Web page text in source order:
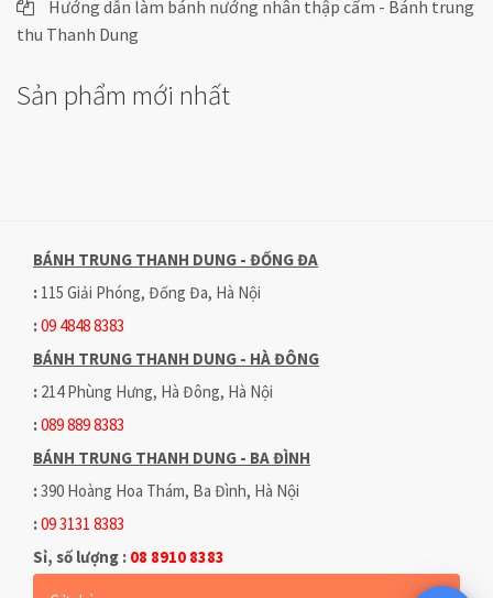
Hướng dẫn làm bánh nướng nhân thập cẩm - Bánh trung
thu Thanh Dung
Sản phẩm mới nhất
BÁNH TRUNG THANH DUNG - ĐỐNG ĐA
: 115 Giải Phóng, Đống Đa, Hà Nội
:09 4848 8383
BÁNH TRUNG THANH DUNG - HÀ ĐÔNG
: 214 Phùng Hưng, Hà Đông, Hà Nội
:089 889 8383
BÁNH TRUNG THANH DUNG - BA ĐÌNH
:390 Hoàng Hoa Thám, Ba Đình, Hà Nội
:09 3131 8383
Sỉ, số lượng : 08 8910 8383